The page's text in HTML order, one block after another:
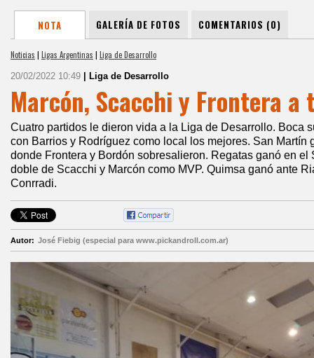
NOTA GALERÍA DE FOTOS COMENTARIOS (0)
Noticias | Ligas Argentinas | Liga de Desarrollo
20/02/2022 10:49 | Liga de Desarrollo
Marcón, Scacchi y Frontera a
Cuatro partidos le dieron vida a la Liga de Desarrollo. Boca
con Barrios y Rodríguez como local los mejores. San Martín
donde Frontera y Bordón sobresalieron. Regatas ganó en el
doble de Scacchi y Marcón como MVP. Quimsa ganó ante
Conrradi.
Autor: José Fiebig (especial para www.pickandroll.com.ar)